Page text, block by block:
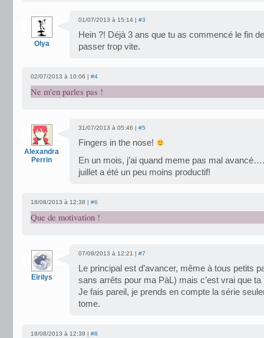
Olya
01/07/2013 à 15:14 | #3
Hein ?! Déjà 3 ans que tu as commencé le fin
passer trop vite.
02/07/2013 à 10:06 | #4
Ne m'en parles pas !
Alexandra
Perrin
31/07/2013 à 05:46 | #5
Fingers in the nose!
En un mois, j’ai quand meme pas mal
juillet a été un peu moins productif!
18/08/2013 à 12:38 | #6
Que de motivation !
Eirilys
07/08/2013 à 12:21 | #7
Le principal est d’avancer, même à tous petits
sans arrêts pour ma PàL) mais c’est vrai que
Je fais pareil, je prends en compte la série
tome.
18/08/2013 à 12:39 | #8